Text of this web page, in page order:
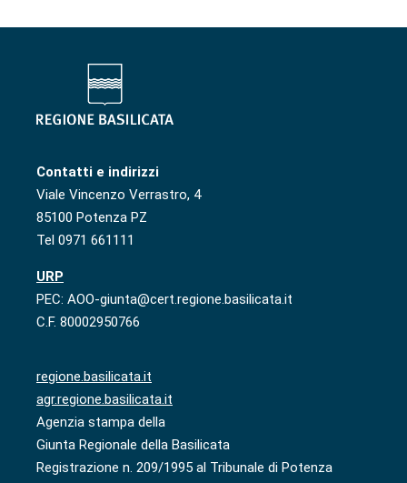
Contatti e indirizzi
Viale Vincenzo Verrastro, 4
85100 Potenza PZ
Tel 0971 661111
URP
PEC: AOO-giunta@cert.regione.basilicata.it
C.F. 80002950766
regione.basilicata.it
agr.regione.basilicata.it
Agenzia stampa della
Giunta Regionale della Basilicata
Registrazione n. 209/1995 al Tribunale di Potenza